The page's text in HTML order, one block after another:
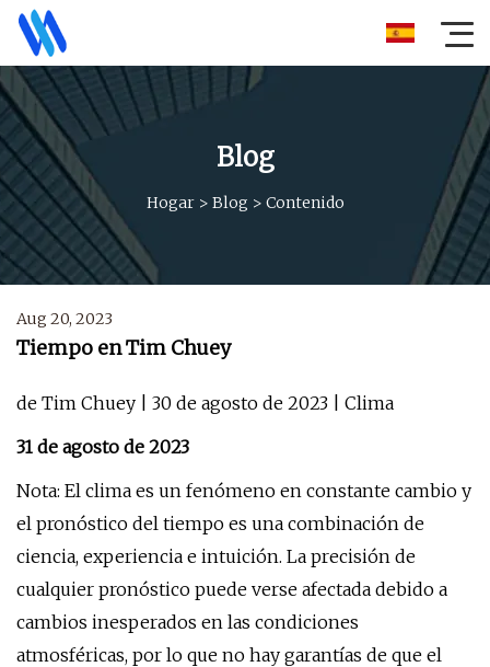
Blog
Hogar> Blog > Contenido
Aug 20, 2023
Tiempo en Tim Chuey
de Tim Chuey | 30 de agosto de 2023 | Clima
31 de agosto de 2023
Nota: El clima es un fenómeno en constante cambio y
el pronóstico del tiempo es una combinación de
ciencia, experiencia e intuición. La precisión de
cualquier pronóstico puede verse afectada debido a
cambios inesperados en las condiciones
atmosféricas, por lo que no hay garantías de que el